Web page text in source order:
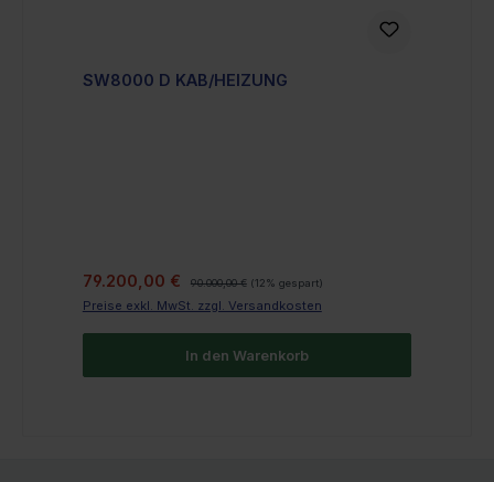
SW8000 D KAB/HEIZUNG
Verkaufspreis:
79.200,00 € 90.000,00 € (12% gespart)
Preise exkl. MwSt. zzgl. Versandkosten
In den Warenkorb